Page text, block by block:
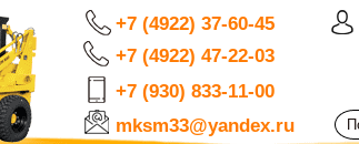
mksm33@yandex.ru
+7 (4922) 37-60-45
+7 (4922) 47-22-03
+7 (930) 833-11-00